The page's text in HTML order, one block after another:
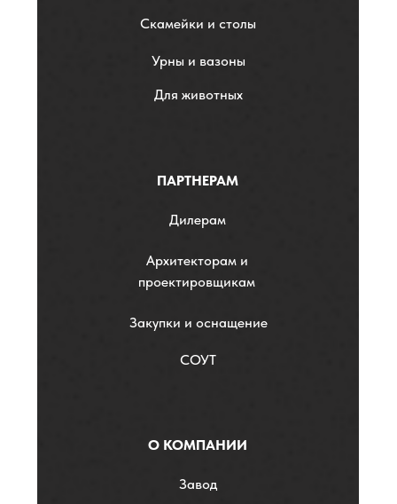
ПАРТНЕРАМ
Архитекторам и
проектировщикам
Дилерам
Закупки и оснащение
СОУТ
О КОМПАНИИ
Завод
Скамейки и столы
Урны и вазоны
Для животных